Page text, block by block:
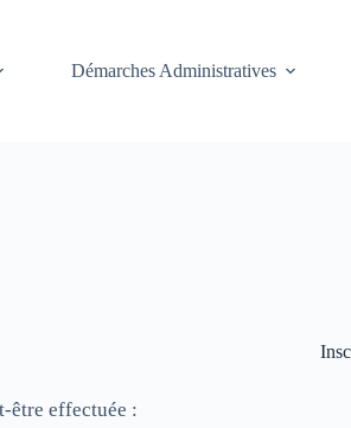
Démarches Administratives
être effectuée :